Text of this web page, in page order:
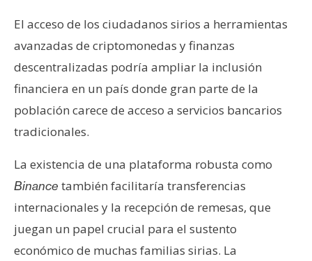
El acceso de los ciudadanos sirios a herramientas
avanzadas de criptomonedas y finanzas
descentralizadas podría ampliar la inclusión
financiera en un país donde gran parte de la
población carece de acceso a servicios bancarios
tradicionales.
La existencia de una plataforma robusta como
Binance también facilitaría transferencias
internacionales y la recepción de remesas, que
juegan un papel crucial para el sustento
económico de muchas familias sirias. La